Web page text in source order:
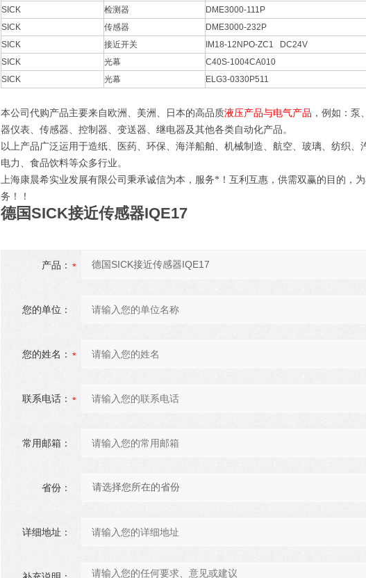
SICK
检测器
DME3000-111P
SICK
传感器
DME3000-232P
SICK
接近开关
IM18-12NPO-ZC1 DC24V
SICK
光幕
C40S-1004CA010
SICK
光幕 ELG3-0330P511
本公司代购产品主要来自欧洲、美洲、日本的高品质液压产品与电气产品 ，例如：泵
器仪表、传感器、控制器、变送器、继电器及其他各类自动化产品。
以上产品广泛运用于造纸、医药、环保、海洋船舶、机械制造、航空、玻璃、纺织、
电力、食品饮料等众多行业。
上海康晨希实业发展有限公司秉承诚信为本，服务*！互利互惠，供需双赢的目的，
务！！
德国SICK接近传感器IQE17
产品：
您的单位：
您的姓名：
联系电话：
常用邮箱：
省份：
详细地址：